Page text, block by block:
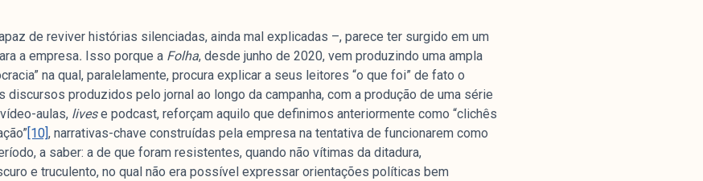
Arquivos
Mediómetro
Política Externa Brasileira
Boletim da Pluralidade M
Institucional
Nossa História
Missão
Metodologia
de reviver histórias silenciadas, ainda mal explicadas –, parece ter surgido em um
a empresa. Isso porque a Folha, desde junho de 2020, vem produzindo uma ampla
na qual, paralelamente, procura explicar a seus leitores “o que foi” de fato o
discursos produzidos pelo jornal ao longo da campanha, com a produção de uma série
aulas, livese podcast, reforçam aquilo que definimos anteriormente como “clichês
[10], narrativas-chave construídas pela empresa na tentativa de funcionarem como
a saber: a de que foram resistentes, quando não vítimas da ditadura,
e truculento, no qual não era possível expressar orientações políticas bem